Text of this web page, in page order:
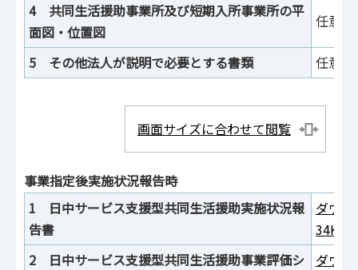
4 共同生活援助事業所及び短期入所事業所の平
面図・位置図
任意様
5 その他法人が説明で必要とする書類 任意様
画面サイズに合わせて閲覧
事業指定後実施状況報告時
1 日中サービス支援型共同生活援助実施状況報
告書
ダウ
34KB
2 日中サービス支援型共同生活援助事業評価シ
ダウ